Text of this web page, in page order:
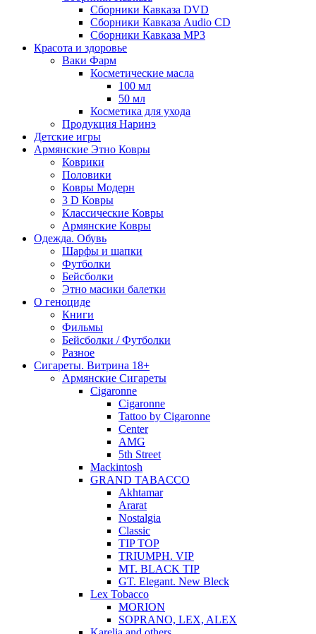
Сборники Кавказа DVD
Сборники Кавказа Audio CD
Сборники Кавказа MP3
Красота и здоровье
Ваки Фарм
Косметические масла
100 мл
50 мл
Косметика для ухода
Продукция Наринэ
Детские игры
Армянские Этно Ковры
Коврики
Половики
Ковры Модерн
3 D Ковры
Классические Ковры
Армянские Ковры
Одежда. Обувь
Шарфы и шапки
Футболки
Бейсболки
Этно масики балетки
О геноциде
Книги
Фильмы
Бейсболки / Футболки
Разное
Сигареты. Витрина 18+
Армянские Сигареты
Cigaronne
Cigaronne
Tattoo by Cigaronne
Center
AMG
5th Street
Mackintosh
GRAND TABACCO
Akhtamar
Ararat
Nostalgia
Classic
TIP TOP
TRIUMPH. VIP
MT. BLACK TIP
GT. Elegant. New Bleck
Lex Tobacco
MORION
SOPRANO, LEX, ALEX